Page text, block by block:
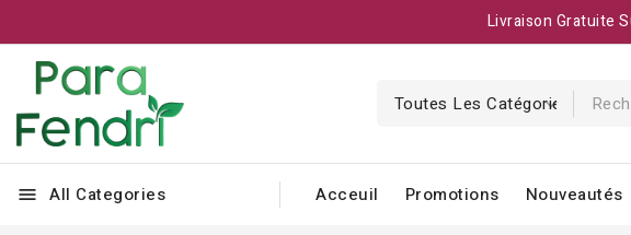
Livraison Gratuite
menu All Categories Acceuil Promotions Nouveautés